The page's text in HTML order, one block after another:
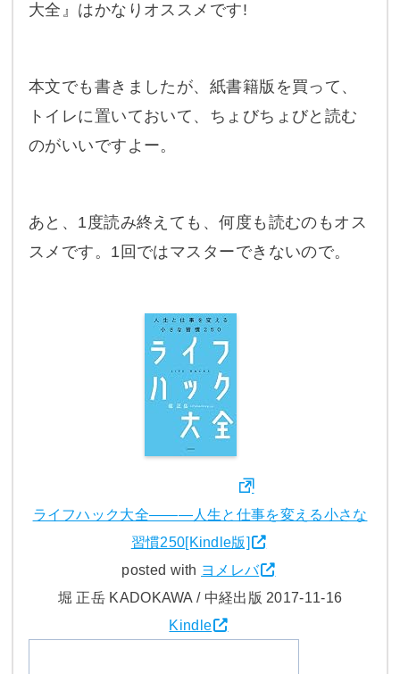
大全』はかなりオススメです!
本文でも書きましたが、紙書籍版を買って、
トイレに置いておいて、ちょびちょびと読む
のがいいですよー。
あと、1度読み終えても、何度も読むのもオス
スメです。1回ではマスターできないので。
ライフハック大全―――人生と仕事を変える小さな
習慣250[Kindle版]
posted with ヨメレバ
堀 正岳 KADOKAWA / 中経出版 2017-11-16
Kindle